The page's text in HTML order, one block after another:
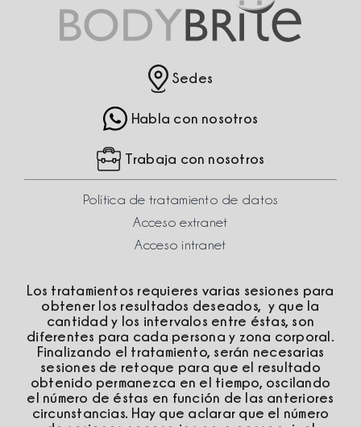
Sedes
Habla con nosotros
Trabaja con nosotros
Política de tratamiento de datos
Acceso extranet
Acceso intranet
Los tratamientos requieres varias sesiones para
obtener los resultados deseados, y que la
cantidad y los intervalos entre éstas, son
diferentes para cada persona y zona corporal.
Finalizando el tratamiento, serán necesarias
sesiones de retoque para que el resultado
obtenido permanezca en el tiempo, oscilando
el número de éstas en función de las anteriores
circunstancias. Hay que aclarar que el número